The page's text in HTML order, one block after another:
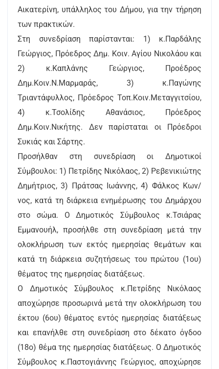
Αικατερίνη, υπάλληλος του Δήμου, για την τήρηση
των πρακτικών.
Στη συνεδρίαση παρίστανται: 1) κ.Παρδάλης
Γεώργιος, Πρόεδρος Δημ. Κοιν. Αγίου Νικολάου και
2) κ.Καπλάνης Γεώργιος, Προέδρος
Δημ.Κοιν.Ν.Μαρμαράς, 3) κ.Παγώνης
Τριαντάφυλλος, Πρόεδρος Τοπ.Κοιν.Μεταγγιτσίου,
4) κ.Τσολίδης Αθανάσιος, Πρόεδρος
Δημ.Κοιν.Νικήτης. Δεν παρίσταται οι Πρόεδροι
Συκιάς και Σάρτης.
Προσήλθαν στη συνεδρίαση οι Δημοτικοί
Σύμβουλοι: 1) Πετρίδης Νικόλαος, 2) Ρεβενικιώτης
Δημήτριος, 3) Πράτσας Ιωάννης, 4) Φάλκος Κων/
νος, κατά τη διάρκεια ενημέρωσης του Δημάρχου
στο σώμα. Ο Δημοτικός Σύμβουλος κ.Τσιάρας
Εμμανουήλ, προσήλθε στη συνεδρίαση μετά την
ολοκλήρωση των εκτός ημερησίας θεμάτων και
κατά τη διάρκεια συζητήσεως του πρώτου (1ου)
θέματος της ημερησίας διατάξεως.
Ο Δημοτικός Σύμβουλος κ.Πετρίδης Νικόλαος
αποχώρησε προσωρινά μετά την ολοκλήρωση του
έκτου (6ου) θέματος εντός ημερησίας διατάξεως
και επανήλθε στη συνεδρίαση στο δέκατο όγδοο
(18ο) θέμα της ημερησίας διατάξεως. Ο Δημοτικός
Σύμβουλος κ.Παστογιάννης Γεώργιος, αποχώρησε